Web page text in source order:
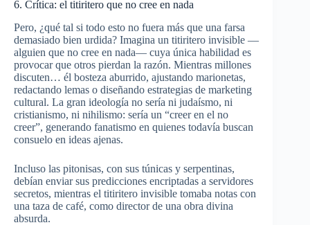
6. Crítica: el titiritero que no cree en nada
Pero, ¿qué tal si todo esto no fuera más que una farsa
demasiado bien urdida? Imagina un titiritero invisible —
alguien que no cree en nada— cuya única habilidad es
provocar que otros pierdan la razón. Mientras millones
discuten… él bosteza aburrido, ajustando marionetas,
redactando lemas o diseñando estrategias de marketing
cultural. La gran ideología no sería ni judaísmo, ni
cristianismo, ni nihilismo: sería un “creer en el no
creer”, generando fanatismo en quienes todavía buscan
consuelo en ideas ajenas.
Incluso las pitonisas, con sus túnicas y serpentinas,
debían enviar sus predicciones encriptadas a servidores
secretos, mientras el titiritero invisible tomaba notas con
una taza de café, como director de una obra divina
absurda.